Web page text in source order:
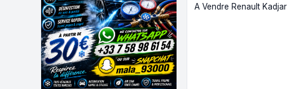
A Vendre Renault Kadjar